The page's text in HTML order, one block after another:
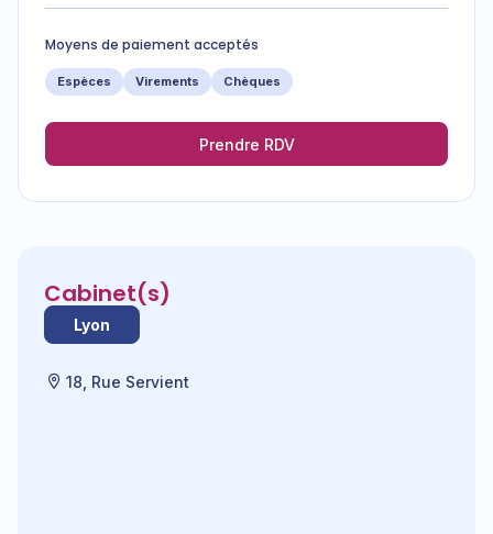
Moyens de paiement acceptés
Espèces Virements Chèques
Prendre RDV
Cabinet(s)
Lyon
18, Rue Servient